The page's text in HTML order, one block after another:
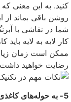
کنید. به این معنی
روشن باقی بماند از
شما در نقاشی با
کار لایه به لایه
ممکن است زمان
رضایت خواهید
5- به حوله‌های کاغذی نیاز خواهید داشت